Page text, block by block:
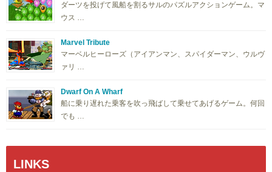
ダーツを投げて風船を割るサルのパズルアクションゲーム。マ
ウス …
Marvel Tribute
マーベルヒーローズ（アイアンマン、スパイダーマン、ウルヴ
ァリ …
Dwarf On A Wharf
船に乗り遅れた乗客を吹っ飛ばして乗せてあげるゲーム。何回
でも …
LINKS